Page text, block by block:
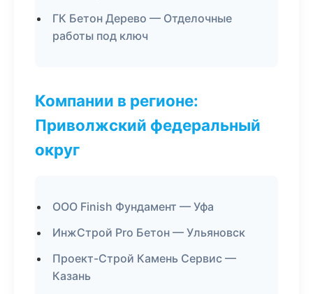
ГК Бетон Дерево — Отделочные
работы под ключ
Компании в регионе:
Приволжский федеральный
округ
ООО Finish Фундамент — Уфа
ИнжСтрой Pro Бетон — Ульяновск
Проект-Строй Камень Сервис —
Казань